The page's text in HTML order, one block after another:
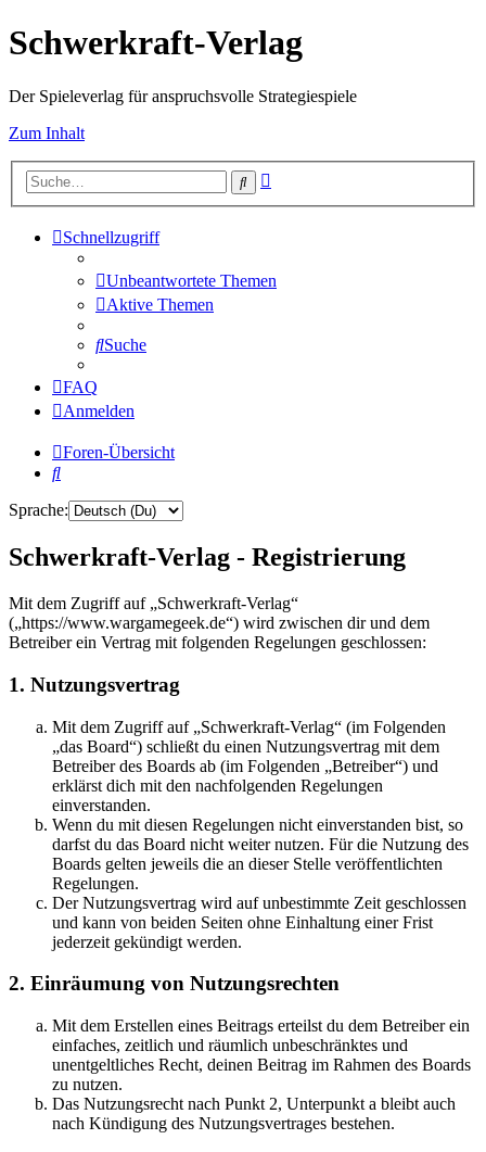
Schwerkraft-Verlag
Der Spieleverlag für anspruchsvolle Strategiespiele
Zum Inhalt
Suche
Schnellzugriff
Unbeantwortete Themen
Aktive Themen
Suche
FAQ
Anmelden
Foren-Übersicht
Suche
Sprache:
Schwerkraft-Verlag - Registrierung
Mit dem Zugriff auf „Schwerkraft-Verlag“
(„https://www.wargamegeek.de“) wird zwischen dir und dem
Betreiber ein Vertrag mit folgenden Regelungen geschlossen:
1. Nutzungsvertrag
Mit dem Zugriff auf „Schwerkraft-Verlag“ (im Folgenden
„das Board“) schließt du einen Nutzungsvertrag mit dem
Betreiber des Boards ab (im Folgenden „Betreiber“) und
erklärst dich mit den nachfolgenden Regelungen
einverstanden.
Wenn du mit diesen Regelungen nicht einverstanden bist, so
darfst du das Board nicht weiter nutzen. Für die Nutzung des
Boards gelten jeweils die an dieser Stelle veröffentlichten
Regelungen.
Der Nutzungsvertrag wird auf unbestimmte Zeit geschlossen
und kann von beiden Seiten ohne Einhaltung einer Frist
jederzeit gekündigt werden.
2. Einräumung von Nutzungsrechten
Mit dem Erstellen eines Beitrags erteilst du dem Betreiber ein
einfaches, zeitlich und räumlich unbeschränktes und
unentgeltliches Recht, deinen Beitrag im Rahmen des Boards
zu nutzen.
Das Nutzungsrecht nach Punkt 2, Unterpunkt a bleibt auch
nach Kündigung des Nutzungsvertrages bestehen.